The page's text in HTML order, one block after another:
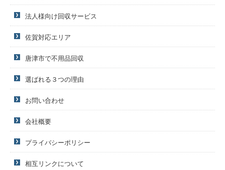
法人様向け回収サービス
佐賀対応エリア
唐津市で不用品回収
選ばれる３つの理由
お問い合わせ
会社概要
プライバシーポリシー
相互リンクについて